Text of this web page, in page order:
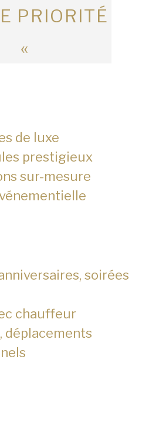
PRIORITÉ
«
de luxe
prestigieux
sur-mesure
soirées
chauffeur
déplacements